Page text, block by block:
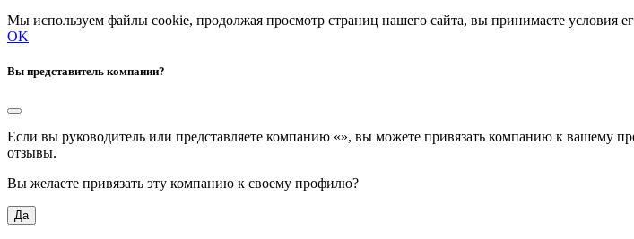
Мы используем файлы cookie, продолжая просмотр страниц нашего сайта, вы принимаете условия
OK
Вы представитель компании?
Если вы руководитель или представляете компанию «», вы можете привязать компанию к вашему
отзывы.
Вы желаете привязать эту компанию к своему профилю?
Да